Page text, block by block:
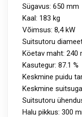
Sügavus: 650 mm
Kaal: 183 kg
Võimsus: 8,4 kW
Suitsutoru
Köetav maht: 240
Kasutegur: 87.1 %
Keskmine puidu
Keskmine
Suitsutoru
Halu pikkus: 300